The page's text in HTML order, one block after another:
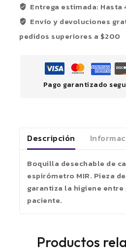
Entrega estimada: Hasta
Envío y devoluciones
pedidos superiores a $200
Pago garantizado
Descripción
Boquilla desechable de
espirómetro MIR. Pieza
garantiza la higiene
paciente.
Productos